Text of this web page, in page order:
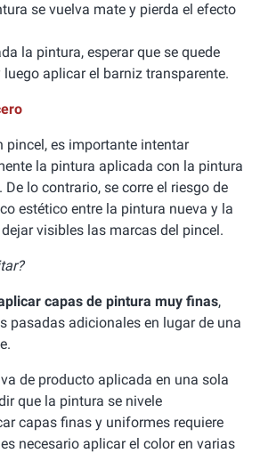
se vuelva mate y pierda el efecto
la pintura, esperar que se quede
aplicar el barniz transparente.
pincel, es importante intentar
la pintura aplicada con la pintura
lo contrario, se corre el riesgo de
estético entre la pintura nueva y la
visibles las marcas del pincel.
capas de pintura muy finas,
pasadas adicionales en lugar de una
de producto aplicada en una sola
que la pintura se nivele
capas finas y uniformes requiere
necesario aplicar el color en varias